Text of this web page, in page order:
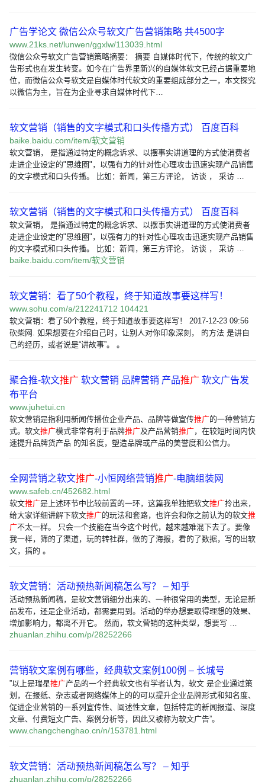
广告学论文 微信公众号软文广告营销策略 共4500字
www.21ks.net/lunwen/ggxlw/113039.html
微信公众号软文广告营销策略摘要： 摘要 自媒体时代下，传统的软文广
告形式也在发生转变。如今在广告界里新兴的自媒体软文已经占据重要地
位，而微信公众号软文是自媒体时代软文的重要组成部分之一，本文探究
以微信为主，旨在为企业寻求自媒体时代下…
软文营销（销售的文字模式和口头传播方式） 百度百科
baike.baidu.com/item/软文营销
软文营销， 是指通过特定的概念诉求、以摆事实讲道理的方式使消费者
走进企业设定的"思维圈"，以强有力的针对性心理攻击迅速实现产品销售
的文字模式和口头传播。 比如：新闻，第三方评论， 访谈 ， 采访 …
软文营销（销售的文字模式和口头传播方式） 百度百科
软文营销， 是指通过特定的概念诉求、以摆事实讲道理的方式使消费者
走进企业设定的"思维圈"，以强有力的针对性心理攻击迅速实现产品销售
的文字模式和口头传播。 比如：新闻，第三方评论， 访谈 ， 采访 …
baike.baidu.com/item/软文营销
软文营销：看了50个教程，终于知道故事要这样写！
www.sohu.com/a/212241712 104421
软文营销：看了50个教程，终于知道故事要这样写！ 2017-12-23 09:56
砍柴网. 如果想要在介绍自己时，让别人对你印象深刻， 的方法 是讲自
己的经历，或者说是“讲故事”。 。
聚合推-软文推广 软文营销 品牌营销 产品推广 软文广告发
布平台
www.juhetui.cn
软文营销是指利用新闻传播位企业产品、品牌等做宣传推广的一种营销方
式。软文推广模式非常有利于品牌推广及产品营销推广，在较短时间内快
速提升品牌货产品 的知名度，塑造品牌或产品的美誉度和公信力。
全网营销之软文推广-小恒网络营销推广-电脑组装网
www.safeb.cn/452682.html
软文推广是上述环节中比较前置的一环，这篇我单独把软文推广拎出来，
给大家详细讲解下软文推广的玩法和套路，也许会和你之前认为的软文推
广不太一样。 只会一个技能在当今这个时代，越来越难混下去了。要像
我一样，筛的了渠道，玩的转社群，做的了海报，看的了数据，写的出软
文，搞的 。
软文营销：活动预热新闻稿怎么写？ – 知乎
活动预热新闻稿，是软文营销细分出来的、一种很常用的类型，无论是新
品发布，还是企业活动，都需要用到。活动的举办想要取得理想的效果、
增加影响力，都离不开它。 然而，软文营销的这种类型，想要写 …
zhuanlan.zhihu.com/p/28252266
营销软文案例有哪些，经典软文案例100例 – 长城号
”以上是瑞星推广产品的一个经典软文也有学者认为，软文 是企业通过策
划，在报纸、杂志或者网络媒体上的的可以提升企业品牌形式和知名度、
促进企业营销的一系列宣传性、阐述性文章，包括特定的新闻报道、深度
文章、付费短文广告、案例分析等，因此又被称为软文广告”。
www.changchenghao.cn/n/153781.html
软文营销：活动预热新闻稿怎么写？ – 知乎
zhuanlan.zhihu.com/p/28252266